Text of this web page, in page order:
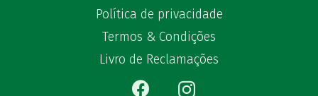
Política de privacidade
Termos & Condições
Livro de Reclamações